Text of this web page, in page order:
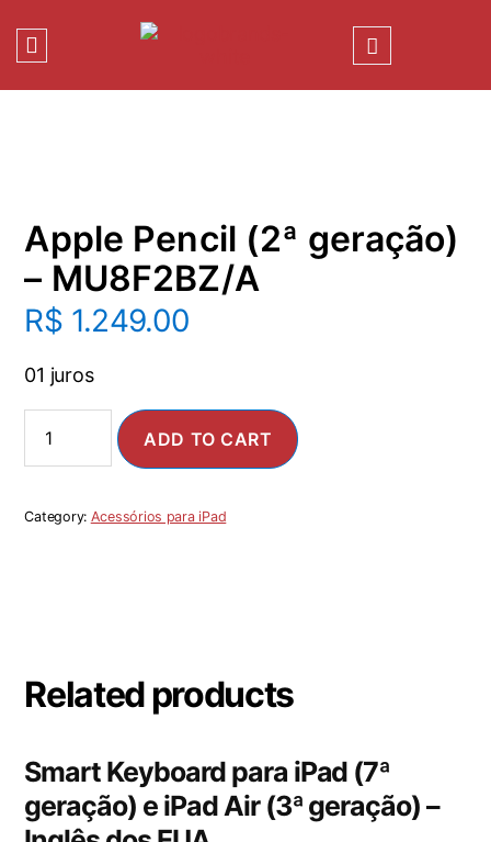
Apple Pencil (2ª geração)
– MU8F2BZ/A
R$ 1.249.00
01 juros
ADD TO CART
Category: Acessórios para iPad
Related products
Smart Keyboard para iPad (7ª
geração) e iPad Air (3ª geração) –